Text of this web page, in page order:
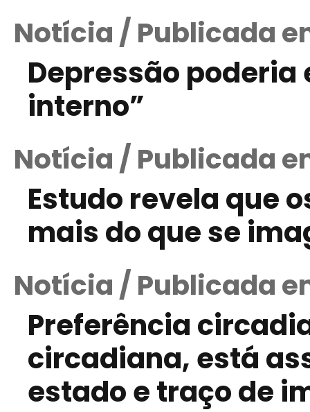
Notícia / Publicada
Depressão
interno”
Notícia / Publicada
Estudo revela que
mais do que se
Notícia / Publicada
Preferência
circadiana, está
estado e traço de